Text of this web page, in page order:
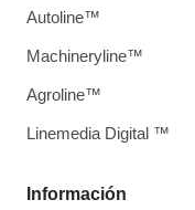
Información
Autoline™
Machineryline™
Agroline™
Linemedia Digital ™